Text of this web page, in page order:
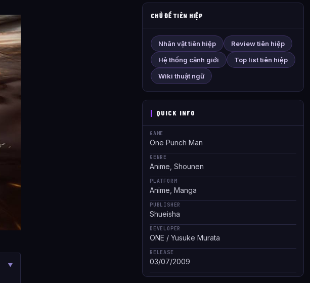
▼
CHỦ ĐỀ TIÊN HIỆP
Nhân vật tiên hiệp
Review tiên hiệp
Hệ thống cảnh giới
Top list tiên hiệp
Wiki thuật ngữ
QUICK INFO
GAME
One Punch Man
GENRE
Anime, Shounen
PLATFORM
Anime, Manga
PUBLISHER
Shueisha
DEVELOPER
ONE / Yusuke Murata
RELEASE
03/07/2009